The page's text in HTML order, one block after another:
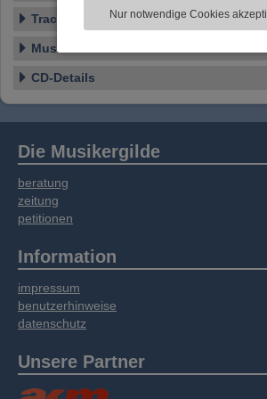
zu analysieren. Dabei werden ggf.
Informationen zu Ihrer Verwendung
soziale Medien, Werbung und
weitergegeben. Unsere Partner führen
Dienste gesammelt haben.
Nur notwendige Cookies
Tracklist
Musikstil
CD-Details
Die Musikergilde
beratung
zeitung
petitionen
Information
impressum
benutzerhinweise
datenschutz
Unsere Partner